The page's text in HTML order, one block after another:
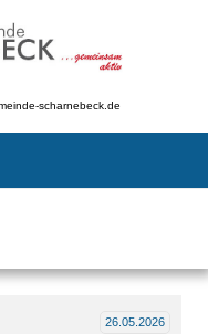
scharnebeck.de
26.05.2026